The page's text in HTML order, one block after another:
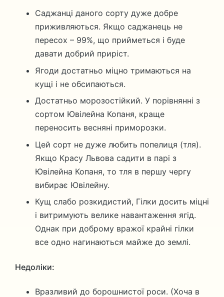
Саджанці даного сорту дуже добре
приживляються. Якщо саджанець не
пересох – 99%, що прийметься і буде
давати добрий приріст.
Ягоди достатньо міцно тримаються на
кущі і не обсипаються.
Достатньо морозостійкий. У порівнянні з
сортом Ювілейна Копаня, краще
переносить весняні приморозки.
Цей сорт не дуже любить попелиця (тля).
Якщо Красу Львова садити в парі з
Ювілейна Копаня, то тля в першу чергу
вибирає Ювілейну.
Кущ слабо розкидистий, Гілки досить міцні
і витримують велике навантаження ягід.
Однак при доброму вражої крайні гілки
все одно нагинаються майже до землі.
Недоліки:
Вразливий до борошнистої роси. (Хоча в